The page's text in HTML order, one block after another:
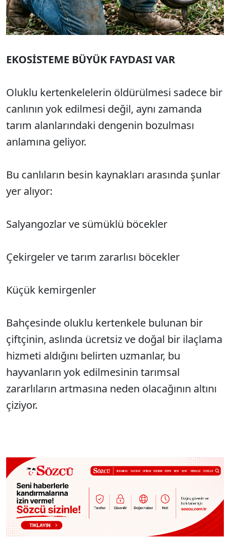
EKOSİSTEME BÜYÜK FAYDASI VAR
Oluklu kertenkelelerin öldürülmesi sadece bir
canlının yok edilmesi değil, aynı zamanda
tarım alanlarındaki dengenin bozulması
anlamına geliyor.
Bu canlıların besin kaynakları arasında şunlar
yer alıyor:
Salyangozlar ve sümüklü böcekler
Çekirgeler ve tarım zararlısı böcekler
Küçük kemirgenler
Bahçesinde oluklu kertenkele bulunan bir
çiftçinin, aslında ücretsiz ve doğal bir ilaçlama
hizmeti aldığını belirten uzmanlar, bu
hayvanların yok edilmesinin tarımsal
zararlıların artmasına neden olacağının altını
çiziyor.